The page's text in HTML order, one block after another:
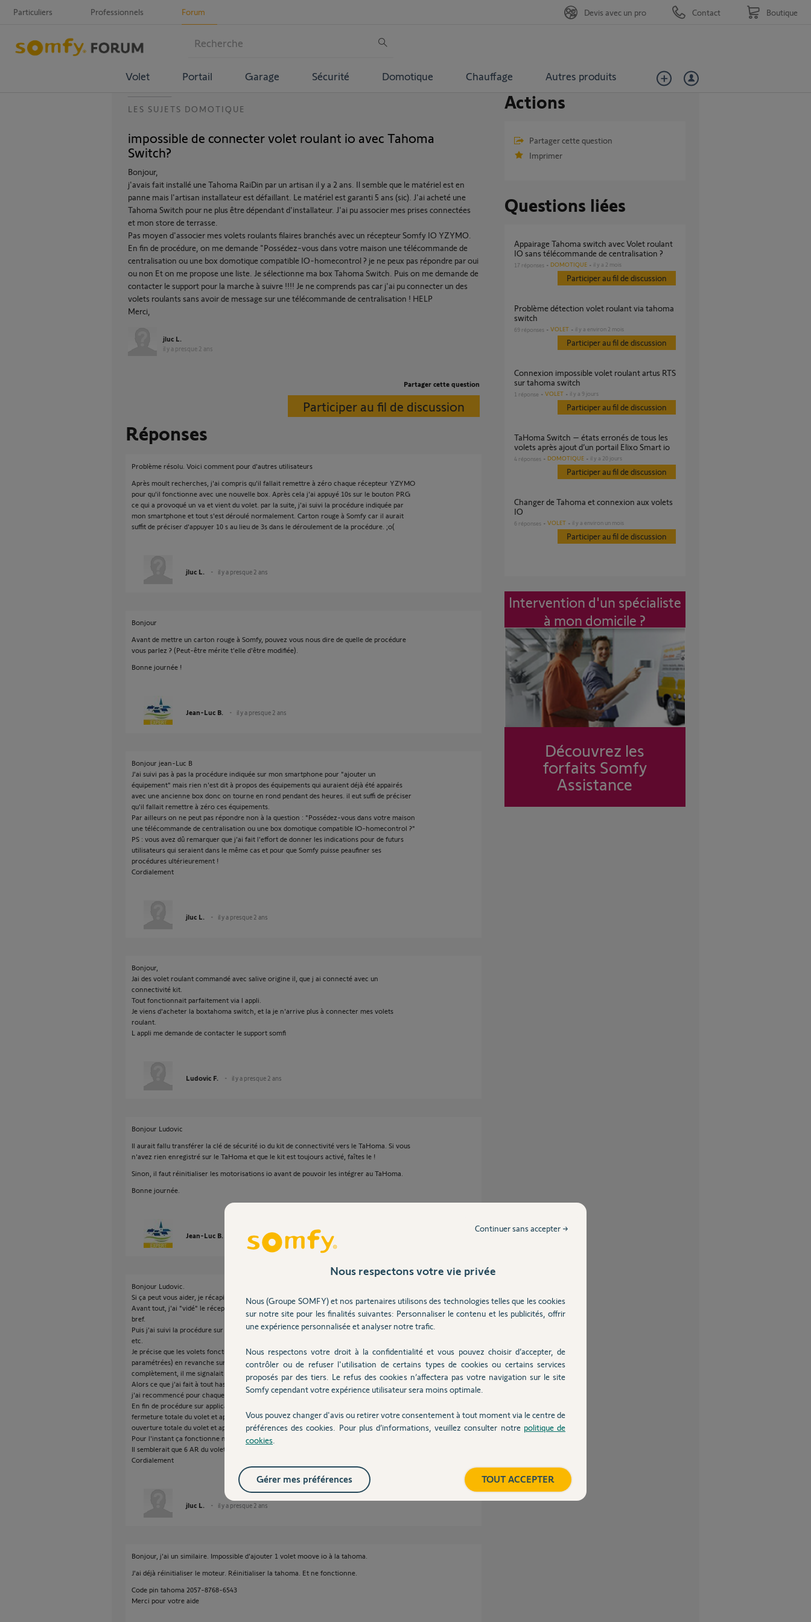
Particuliers Professionnels Forum
Volet Portail Garage Sécurité Domotique Chauffage Autres produits
Devis avec un pro Contact Boutique
LES SUJETS DOMOTIQUE
impossible de connecter volet roulant io avec Tahoma
Switch?
Bonjour,
j'avais fait installé une Tahoma RaiDin par un artisan il y a 2 ans. Il semble que le matériel est en
panne mais l'artisan installateur est défaillant. Le matériel est garanti 5 ans (sic). J'ai acheté une
Tahoma Switch pour ne plus être dépendant d'installateur. J'ai pu associer mes prises connectées
et mon store de terrasse.
Pas moyen d'associer mes volets roulants filaires branchés avec un récepteur Somfy IO YZYMO.
En fin de procédure, on me demande "Possédez-vous dans votre maison une télécommande de
centralisation ou une box domotique compatible IO-homecontrol ? je ne peux pas répondre par oui
ou non Et on me propose une liste. Je sélectionne ma box Tahoma Switch. Puis on me demande de
contacter le support pour la marche à suivre !!!! Je ne comprends pas car j'ai pu connecter un des
volets roulants sans avoir de message sur une télécommande de centralisation ! HELP
Merci,
jluc L.
il y a presque 2 ans
Partager cette question
Participer au fil de discussion
Réponses
Problème résolu. Voici comment pour d'autres utilisateurs
Après moult recherches, j'ai compris qu'il fallait remettre à zéro chaque récepteur YZYMO
pour qu'il fonctionne avec une nouvelle box. Après cela j'ai appuyé 10s sur le bouton PRG
ce qui a provoqué un va et vient du volet. par la suite, j'ai suivi la procédure indiquée par
mon smartphone et tout s'est déroulé normalement. Carton rouge à Somfy car il aurait
suffit de préciser d'appuyer 10 s au lieu de 3s dans le déroulement de la procédure. ;o(
jluc L. il y a presque 2 ans
Bonjour
Avant de mettre un carton rouge à Somfy, pouvez vous nous dire de quelle de procédure
vous parlez ? (Peut-être mérite t'elle d'être modifiée).
Bonne journée !
Jean-Luc B. il y a presque 2 ans
Bonjour jean-Luc B
J'ai suivi pas à pas la procédure indiquée sur mon smartphone pour "ajouter un
équipement" mais rien n'est dit à propos des équipements qui auraient déjà été appairés
avec une ancienne box donc on tourne en rond pendant des heures. il eut suffi de préciser
qu'il fallait remettre à zéro ces équipements.
Par ailleurs on ne peut pas répondre non à la question : "Possédez-vous dans votre maison
une télécommande de centralisation ou une box domotique compatible IO-homecontrol ?"
PS : vous avez dû remarquer que j'ai fait l'effort de donner les indications pour de futurs
utilisateurs qui seraient dans le même cas et pour que Somfy puisse peaufiner ses
procédures ultérieurement !
Cordialement
jluc L. il y a presque 2 ans
Bonjour,
Jai des volet roulant commandé avec salive origine il, que j ai connecté avec un
connectivité kit.
Tout fonctionnait parfaitement via l appli.
Je viens d'acheter la boxtahoma switch, et la je n'arrive plus à connecter mes volets
roulant.
L appli me demande de contacter le support somfi
Ludovic F. il y a presque 2 ans
Bonjour Ludovic
Il aurait fallu transférer la clé de sécurité io du kit de connectivité vers le TaHoma. Si vous
n'avez rien enregistré sur le TaHoma et que le kit est toujours activé, faîtes le !
Sinon, il faut réinitialiser les motorisations io avant de pouvoir les intégrer au TaHoma.
Bonne journée.
Jean-Luc B. il y a presque 2 ans
Bonjour Ludovic.
Si ça peut vous aider, je récapitule ce que j'ai fait pour chaque récepteur.
Avant tout, j'ai "vidé" le récepteur en appuyant 10 s sur le bouton prg : le volet fait 2 A-R
bref.
Puis j'ai suivi la procédure sur mon tel : Appui 3 s sur le bouton prg, le volet fait 1 bref A-R,
etc.
Je précise que les volets fonctionnent parfaitement en filaire (les fins de courses sont bien
paramétrées) en revanche sur mon tel que les volets soient ouverts ou fermés
complètement, il me signalait parfois 50% d'ouverture !
Alors ce que j'ai fait à tout hasard et qui a l'air de fonctionner :
j'ai recommencé pour chaque volet et
En fin de procédure sur application
fermeture totale du volet et appui sur MY
ouverture totale du volet et appui sur MY.
Pour l'instant ça fonctionne mais l'affichage sur l'application est aléatoire
Il semblerait que 6 AR du volet soit nécessaire avant que cela fonctionne parfaitement !
Cordialement
jluc L. il y a presque 2 ans
Bonjour, j'ai un similaire. Impossible d'ajouter 1 volet moove io à la tahoma.
J'ai déjà réinitialiser le moteur. Réinitialiser la tahoma. Et ne fonctionne.
Code pin tahoma 2057-8768-6543
Merci pour votre aide
Actions
Partager cette question
Imprimer
Questions liées
Appairage Tahoma switch avec Volet roulant
IO sans télécommande de centralisation ?
17 réponses DOMOTIQUE il y a 2 mois
Participer au fil de discussion
Problème détection volet roulant via tahoma
switch
69 réponses VOLET il y a environ 2 mois
Participer au fil de discussion
Connexion impossible volet roulant artus RTS
sur tahoma switch
1 réponse VOLET il y a 9 jours
Participer au fil de discussion
TaHoma Switch – états erronés de tous les
volets après ajout d’un portail Elixo Smart io
4 réponses DOMOTIQUE il y a 20 jours
Participer au fil de discussion
Changer de Tahoma et connexion aux volets
IO
6 réponses VOLET il y a environ un mois
Participer au fil de discussion
Intervention d'un spécialiste
à mon domicile ?
Découvrez les
forfaits Somfy
Assistance
Nous respectons votre vie privée
Nous (Groupe SOMFY) et nos partenaires utilisons des technologies telles que les cookies
sur notre site pour les finalités suivantes: Personnaliser le contenu et les publicités, offrir
une expérience personnalisée et analyser notre trafic.
Nous respectons votre droit à la confidentialité et vous pouvez choisir d’accepter, de
contrôler ou de refuser l'utilisation de certains types de cookies ou certains services
proposés par des tiers. Le refus des cookies n’affectera pas votre navigation sur le site
Somfy cependant votre expérience utilisateur sera moins optimale.
Vous pouvez changer d'avis ou retirer votre consentement à tout moment via le centre de
préférences des cookies. Pour plus d’informations, veuillez consulter notre politique de
cookies
Continuer sans accepter →
TOUT ACCEPTER
Gérer mes préférences